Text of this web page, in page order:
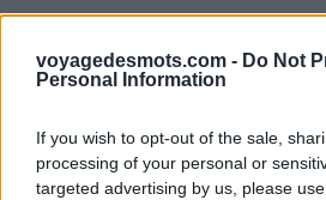
voyagedesmots.com - Do Not
Personal Information
If you wish to opt-out of the sale,
processing of your personal or
targeted advertising by us, please